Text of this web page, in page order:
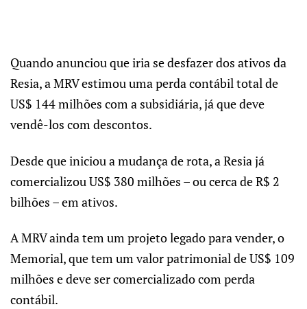
Quando anunciou que iria se desfazer dos ativos da
Resia, a MRV estimou uma perda contábil total de
US$ 144 milhões com a subsidiária, já que deve
vendê-los com descontos.
Desde que iniciou a mudança de rota, a Resia já
comercializou US$ 380 milhões – ou cerca de R$ 2
bilhões – em ativos.
A MRV ainda tem um projeto legado para vender, o
Memorial, que tem um valor patrimonial de US$ 109
milhões e deve ser comercializado com perda
contábil.